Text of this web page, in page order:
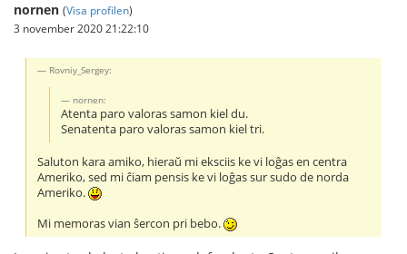
nornen (Visa profilen)
3 november 2020 21:22:10
Rovniy_Sergey:
nornen:
Atenta paro valoras samon kiel du.
Senatenta paro valoras samon kiel tri.
Saluton kara amiko, hieraŭ mi eksciis ke vi loĝas en centra
Ameriko, sed mi ĉiam pensis ke vi loĝas sur sudo de norda
Ameriko.
Mi memoras vian ŝercon pri bebo.